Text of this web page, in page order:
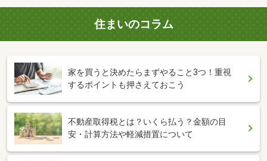
住まいのコラム
家を買うと決めたらまずやること3つ！重視
するポイントも押さえておこう
不動産取得税とは？いくら払う？金額の目
安・計算方法や軽減措置について